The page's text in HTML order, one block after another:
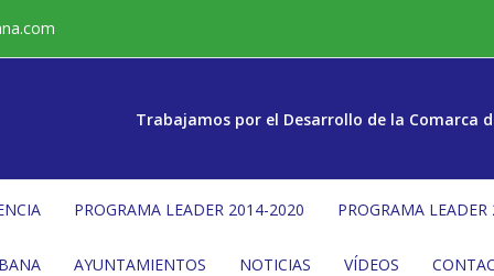
Trabajamos por el Desarrollo de la Comarca
PROGRAMA LEADER 2014-2020 PROGRAMA
AYUNTAMIENTOS NOTICIAS VÍDEOS